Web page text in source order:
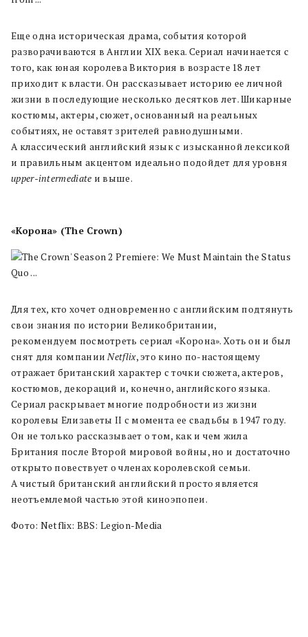
Еще одна историческая драма, события которой
разворачиваются в Англии XIX века. Сериал начинается с
того, как юная королева Виктория в возрасте 18 лет
приходит к власти. Он рассказывает историю ее личной
жизни в последующие несколько десятков лет. Шикарные
костюмы, актеры, сюжет, основанный на реальных
событиях, не оставят зрителей равнодушными.
А классический английский язык с изысканной лексикой
и правильным акцентом идеально подойдет для уровня
upper-intermediate и выше.
«Корона» (The Crown)
Для тех, кто хочет одновременно с английским подтянуть
свои знания по истории Великобритании,
рекомендуем посмотреть сериал «Корона». Хоть он и был
снят для компанииNetflix, это кино по-настоящему
отражает британский характер с точки сюжета, актеров,
костюмов, декораций и, конечно, английского языка.
Сериал раскрывает многие подробности из жизни
королевы Елизаветы II с момента ее свадьбы в 1947 году.
Он не только рассказывает о том, как и чем жила
Британия после Второй мировой войны, но и достаточно
открыто повествует о членах королевской семьи.
А чистый британский английский просто является
неотъемлемой частью этой киноэпопеи.
Фото: Netflix: BBS: Legion-Media